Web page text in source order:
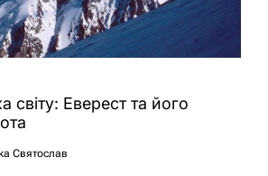
світу: Еверест та його
Святослав